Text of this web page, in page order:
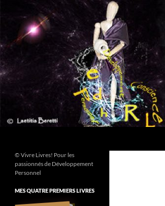
contenu
© Vivre Livres! Pour les
passionnés de Développement
Personnel
MES QUATRE PREMIERS LIVRES